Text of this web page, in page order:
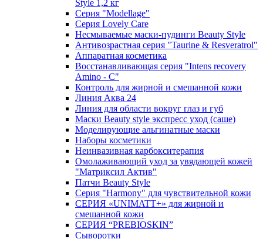
Style 1,2 кг
Серия "Modellage"
Cерия Lovely Care
Несмываемые маски-пудинги Beauty Style
Антивозрастная серия "Taurine & Resveratrol"
Аппаратная косметика
Восстанавливающая серия "Intens recovery
Amino - C"
Контроль для жирной и смешанной кожи
Линия Аква 24
Линия для области вокруг глаз и губ
Маски Beauty style экспресс уход (саше)
Моделирующие альгинатные маски
Наборы косметики
Неинвазивная карбокситерапия
Омолаживающий уход за увядающей кожей
"Матриксил Актив"
Патчи Beauty Style
Серия "Harmony" для чувствительной кожи
СЕРИЯ «UNIMATT+» для жирной и
смешанной кожи
СЕРИЯ “PREBIOSKIN”
Сыворотки